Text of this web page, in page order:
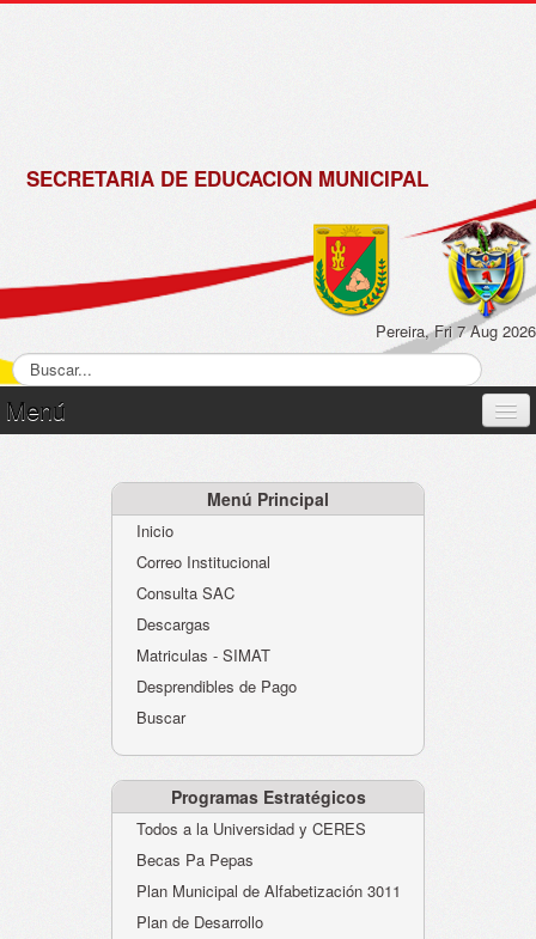
SECRETARIA DE EDUCACION MUNICIPAL
Pereira, Fri 7 Aug 2026
Menú
Atención al Ciudadano
Instituciones Educativas
Despacho Secretaría
Evaluación desempeño
Humano-Cesantías
Menú Principal
Inicio
Correo Institucional
Consulta SAC
Descargas
Matriculas - SIMAT
Desprendibles de Pago
Buscar
Programas Estratégicos
Todos a la Universidad y CERES
Becas Pa Pepas
Plan Municipal de Alfabetización 3011
Plan de Desarrollo
de